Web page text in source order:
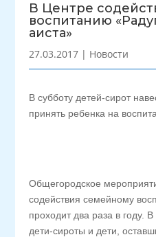
В Центре
воспитанию
аиста»
27.03.2017 | Новости
В субботу детей-сирот
принять ребенка на
Общегородское
содействия семейному
проходит два раза в году.
дети-сироты и дети,